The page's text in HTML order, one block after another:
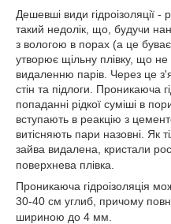
Дешевші види гідроізоляції
такий недолік, що, будучи
з вологою в порах (а це
утворює щільну плівку, що
видаленню парів. Через це
стін та підлоги.
Проникаюча
попаданні рідкої суміші в
вступають в реакцію з
витісняють пари назовні. Як
зайва видалена, кристали
поверхнева плівка.
Проникаюча гідроізоляція
30-40 см углиб, причому
шириною до 4 мм.